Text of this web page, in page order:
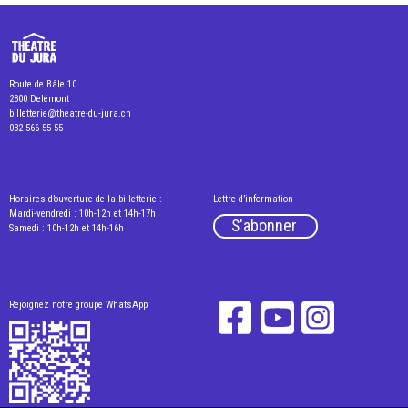
Route de Bâle 10
2800 Delémont
billetterie@theatre-du-jura.ch
032 566 55 55
Horaires d’ouverture de la billetterie :
Mardi-vendredi : 10h-12h et 14h-17h
Samedi : 10h-12h et 14h-16h
Lettre d’information
S'abonner
Rejoignez notre groupe WhatsApp